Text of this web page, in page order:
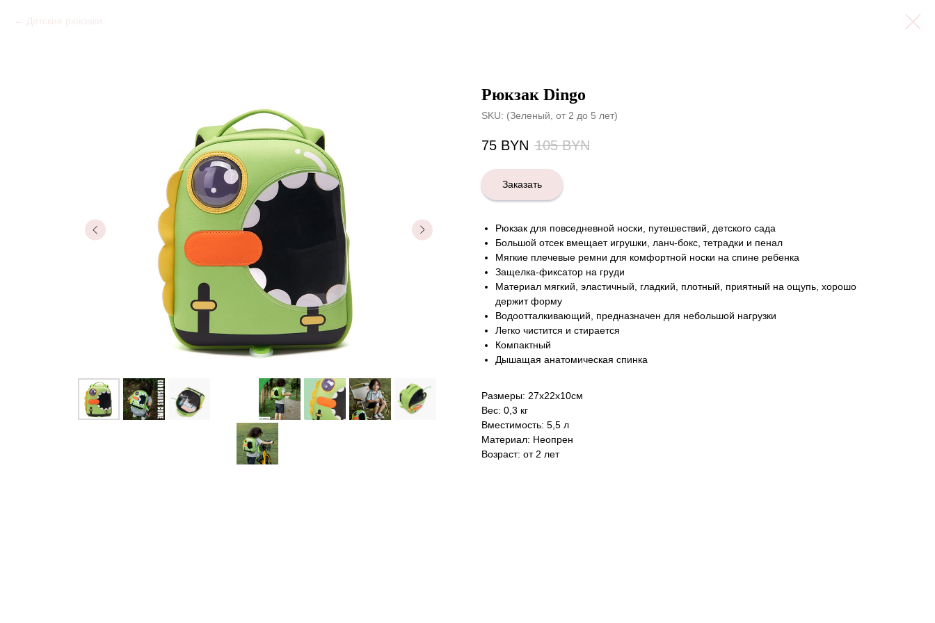
Рюкзак Dingo
SKU: (Зеленый, от 2 до 5 лет)
75 BYN 105 BYN
Заказать
Рюкзак для повседневной носки, путешествий, детского сада
Большой отсек вмещает игрушки, ланч-бокс, тетрадки и пенал
Мягкие плечевые ремни для комфортной носки на спине ребенка
Защелка-фиксатор на груди
Материал мягкий, эластичный, гладкий, плотный, приятный на ощупь, хорошо
держит форму
Водоотталкивающий, предназначен для небольшой нагрузки
Легко чистится и стирается
Компактный
Дышащая анатомическая спинка
Размеры: 27х22х10см
Вес: 0,3 кг
Вместимость: 5,5 л
Материал: Неопрен
Возраст: от 2 лет